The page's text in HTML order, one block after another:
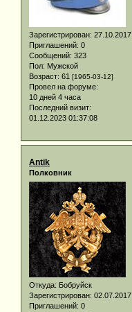
Зарегистрирован: 27.10.2017
Приглашений: 0
Сообщений: 323
Пол: Мужской
Возраст: 61 [1965-03-12]
Провел на форуме:
10 дней 4 часа
Последний визит:
01.12.2023 01:37:08
Antik
Полковник
Откуда: Бобруйск
Зарегистрирован: 02.07.2017
Приглашений: 0